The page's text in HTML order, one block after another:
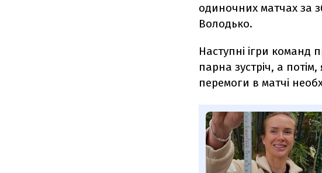
одиночних матчах за
Володько.
Наступні ігри команд
парна зустріч, а
перемоги в матчі